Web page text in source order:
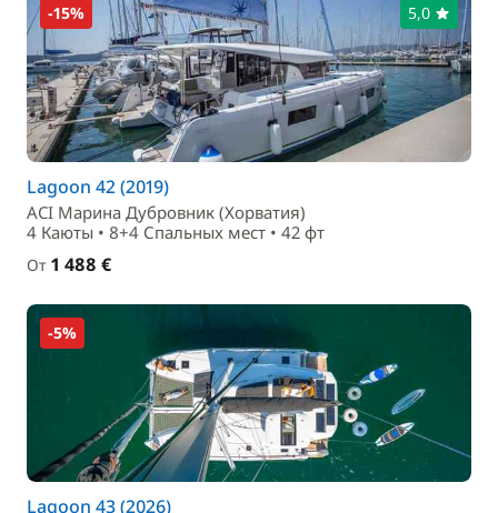
-15% 5,0
Lagoon 42 (2019)
ACI Марина Дубровник (Хорватия)
4 Каюты • 8+4 Спальныx мест • 42 фт
От 1 488 €
-5%
Lagoon 43 (2026)